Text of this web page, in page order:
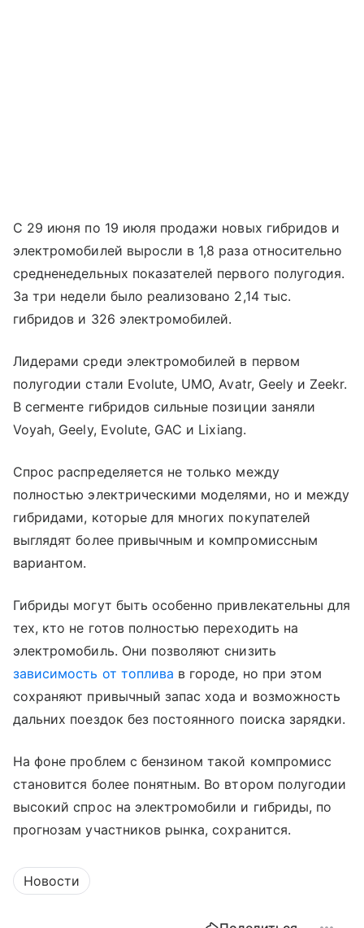
С 29 июня по 19 июля продажи новых гибридов и
электромобилей выросли в 1,8 раза относительно
средненедельных показателей первого полугодия.
За три недели было реализовано 2,14 тыс.
гибридов и 326 электромобилей.
Лидерами среди электромобилей в первом
полугодии стали Evolute, UMO, Avatr, Geely и Zeekr.
В сегменте гибридов сильные позиции заняли
Voyah, Geely, Evolute, GAC и Lixiang.
Спрос распределяется не только между
полностью электрическими моделями, но и между
гибридами, которые для многих покупателей
выглядят более привычным и компромиссным
вариантом.
Гибриды могут быть особенно привлекательны для
тех, кто не готов полностью переходить на
электромобиль. Они позволяют снизить
зависимость от топлива в городе, но при этом
сохраняют привычный запас хода и возможность
дальних поездок без постоянного поиска зарядки.
На фоне проблем с бензином такой компромисс
становится более понятным. Во втором полугодии
высокий спрос на электромобили и гибриды, по
прогнозам участников рынка, сохранится.
Новости